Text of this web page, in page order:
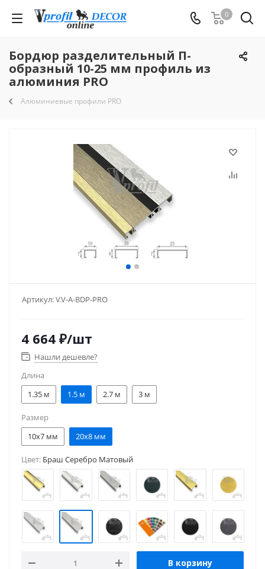
0
Бордюр разделительный П-
образный 10-25 мм профиль из
алюминия PRO
Алюминиевые профили PRO
Артикул:V.V-A-BDP-PRO
4 664 ₽/шт
Нашли дешевле?
Длина
1.35 м
1.5 м 2.7 м 3 м
Размер
10x7 мм
20x8 мм
Цвет: Браш Серебро Матовый
В корзину